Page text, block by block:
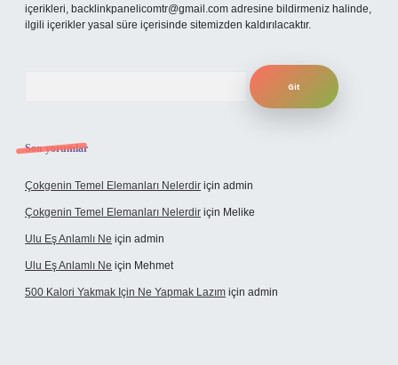
içerikleri, backlinkpanelicomtr@gmail.com adresine bildirmeniz halinde,
ilgili içerikler yasal süre içerisinde sitemizden kaldırılacaktır.
Son yorumlar
Çokgenin Temel Elemanları Nelerdir için admin
Çokgenin Temel Elemanları Nelerdir için Melike
Ulu Eş Anlamlı Ne için admin
Ulu Eş Anlamlı Ne için Mehmet
500 Kalori Yakmak Için Ne Yapmak Lazım için admin